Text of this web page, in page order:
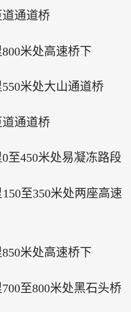
通道桥
米处高速桥下
米处大山通道桥
通道桥
至450米处易凝冻路段
至350米处两座高速
米处高速桥下
至800米处黑石头桥